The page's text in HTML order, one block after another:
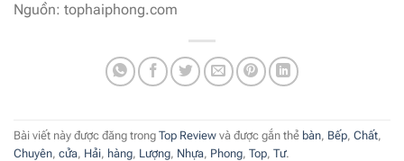
Nguồn: tophaiphong.com
Bài viết này được đăng trong Top Review và được gắn thẻ bàn, Bếp, Chất,
Chuyên, cửa, Hải, hàng, Lượng, Nhựa, Phong, Top, Tư.